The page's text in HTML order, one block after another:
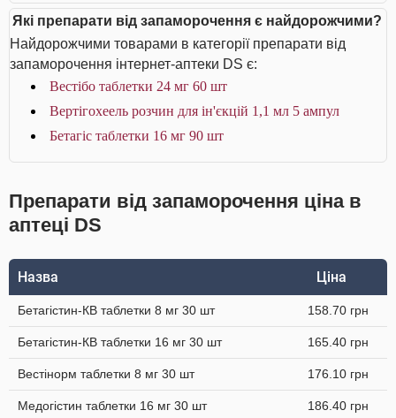
Які препарати від запаморочення є найдорожчими?
Найдорожчими товарами в категорії препарати від
запаморочення інтернет-аптеки DS є:
Вестібо таблетки 24 мг 60 шт
Вертігохеель розчин для ін'єкцій 1,1 мл 5 ампул
Бетагіс таблетки 16 мг 90 шт
Препарати від запаморочення ціна в
аптеці DS
Назва Ціна
Бетагістин-КВ таблетки 8 мг 30 шт 158.70 грн
Бетагістин-КВ таблетки 16 мг 30 шт 165.40 грн
Вестінорм таблетки 8 мг 30 шт 176.10 грн
Медогістин таблетки 16 мг 30 шт 186.40 грн